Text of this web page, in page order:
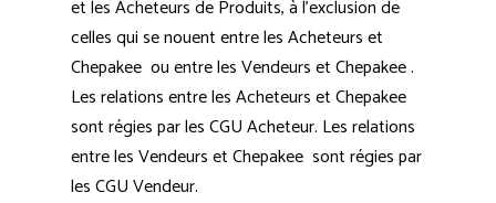
et les Acheteurs de Produits, à l’exclusion de
celles qui se nouent entre les Acheteurs et
Chepakee ou entre les Vendeurs et Chepakee .
Les relations entre les Acheteurs et Chepakee
sont régies par les CGU Acheteur. Les relations
entre les Vendeurs et Chepakee sont régies par
les CGU Vendeur.